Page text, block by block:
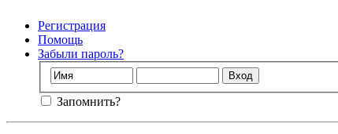
Регистрация
Помощь
Забыли пароль?
Запомнить?